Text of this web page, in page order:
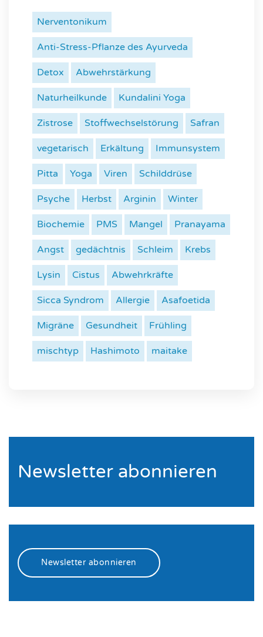
Nerventonikum
Anti-Stress-Pflanze des Ayurveda
Detox Abwehrstärkung
Naturheilkunde Kundalini Yoga
Zistrose Stoffwechselstörung Safran
vegetarisch Erkältung Immunsystem
Pitta Yoga Viren Schilddrüse
Psyche Herbst Arginin Winter
Biochemie PMS Mangel Pranayama
Angst gedächtnis Schleim Krebs
Lysin Cistus Abwehrkräfte
Sicca Syndrom Allergie Asafoetida
Migräne Gesundheit Frühling
mischtyp Hashimoto maitake
Newsletter abonnieren
Newsletter abonnieren